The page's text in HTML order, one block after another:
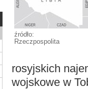
źródło:
Rzeczpospolita
rosyjskich
wojskowe w